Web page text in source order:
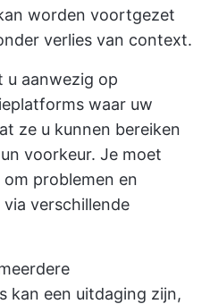
worden voortgezet
verlies van context.
u aanwezig op
waar uw
ze u kunnen bereiken
voorkeur. Je moet
problemen en
verschillende
kan een uitdaging zijn,